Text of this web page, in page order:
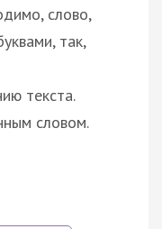
слово,
так,
текста.
словом.